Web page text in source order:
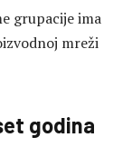
grupacije ima
mreži
godina